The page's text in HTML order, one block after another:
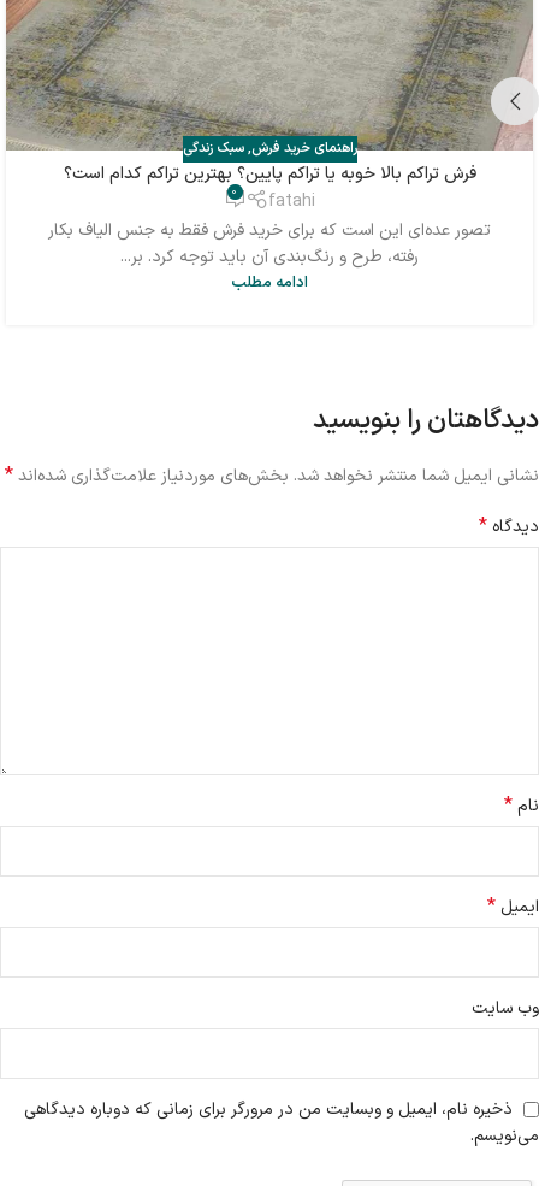
راهنمای خرید فرش,سبک زندگی
فرش تراکم بالا خوبه یا تراکم پایین؟ بهترین تراکم کدام است؟
fatahi
0
تصور عده‌ای این است که برای خرید فرش فقط به جنس الیاف بکار
رفته، طرح و رنگ‌بندی آن باید توجه کرد. بر...
ادامه مطلب
دیدگاهتان را بنویسید
نشانی ایمیل شما منتشر نخواهد شد. بخش‌های موردنیاز علامت‌گذاری شده‌اند*
دیدگاه *
نام*
ایمیل *
وب‌ سایت
ذخیره نام، ایمیل و وبسایت من در مرورگر برای زمانی که دوباره دیدگاهی
می‌نویسم.